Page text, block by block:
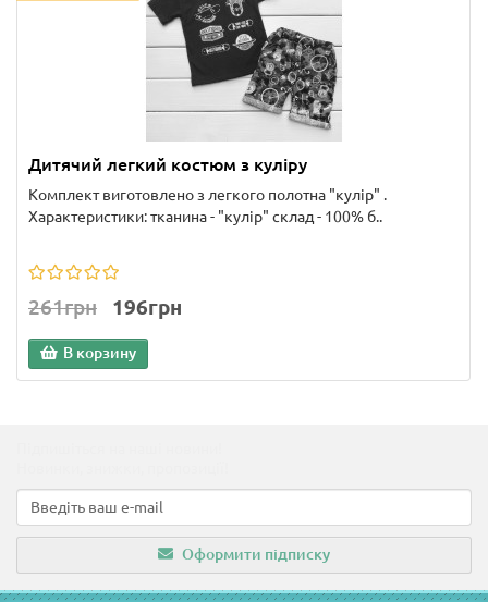
Дитячий легкий костюм з куліру
Комплект виготовлено з легкого полотна "кулір" .
Характеристики: тканина - "кулір" склад - 100% б..
261грн 196грн
В корзину
Оформити підписку